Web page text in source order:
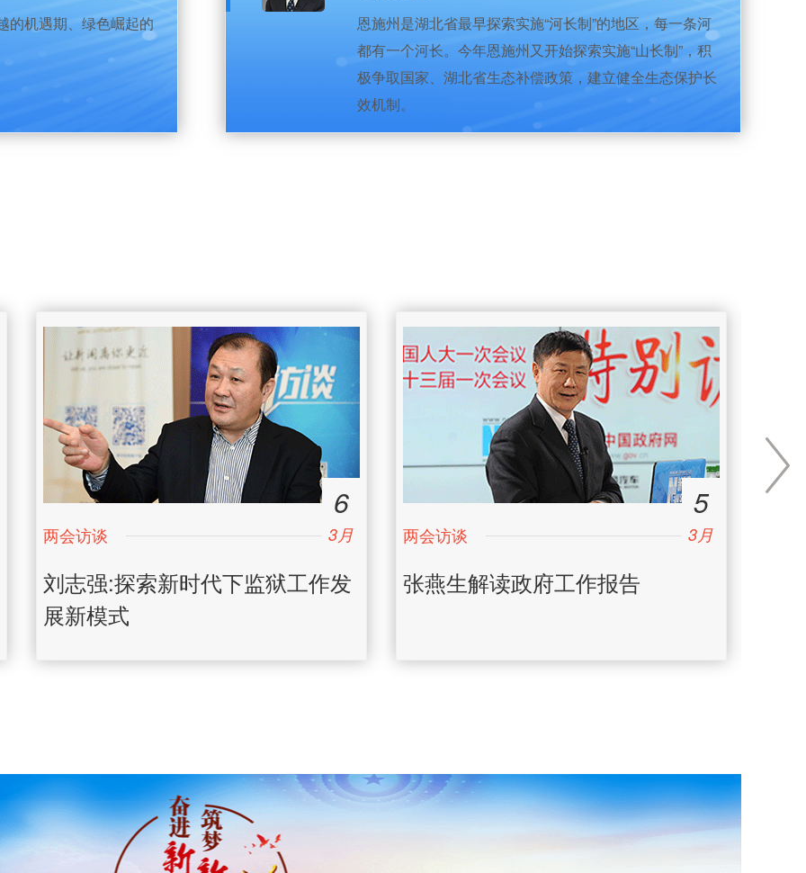
的机遇期、绿色崛起的
恩施州是湖北省最早探索实施“河长制”的地区，每一条河
都有一个河长。今年恩施州又开始探索实施“山长制”，积
极争取国家、湖北省生态补偿政策，建立健全生态保护长
效机制。
6
日
3月
刘志强:探索新时代下监狱工作发
展新模式
5
日
3月
张燕生解读政府工作报告